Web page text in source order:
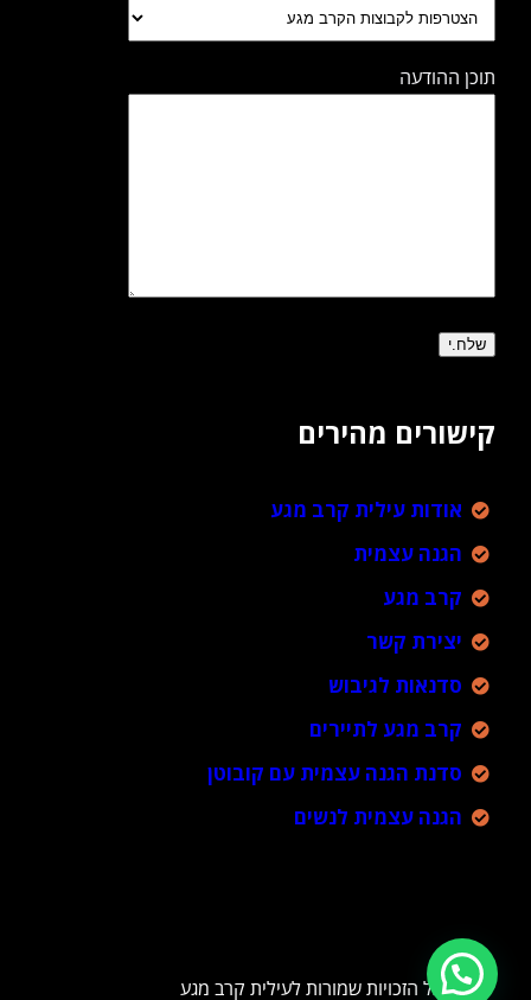
תוכן ההודעה
קישורים מהירים
אודות עילית קרב מגע
הגנה עצמית
קרב מגע
יצירת קשר
סדנאות לגיבוש
קרב מגע לתיירים
סדנת הגנה עצמית עם קובוטן
הגנה עצמית לנשים
כל הזכויות שמורות לעילית קרב מגע